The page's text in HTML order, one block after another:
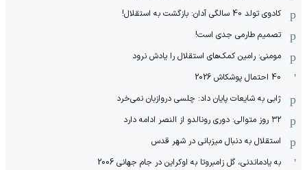
کادوی تولد 40 سالگی آدان: بازگشت به استقلال!
تصمیم طارمی جدی است!
مومنی: رامین کمک‌های استقلال را یادش نرود
40 احتمال پوشکاش 2026
ژابی به شایعات پایان داد: چلسی دروازبان نمی‌خرد
۳۲ روز متوالی: دوری رونالدو از النصر ادامه دارد
استقلال به دنبال میزبانی در شهر قدس
به یادماندنی، گل زامبروتا به اوکراین در جام جهانی 2006